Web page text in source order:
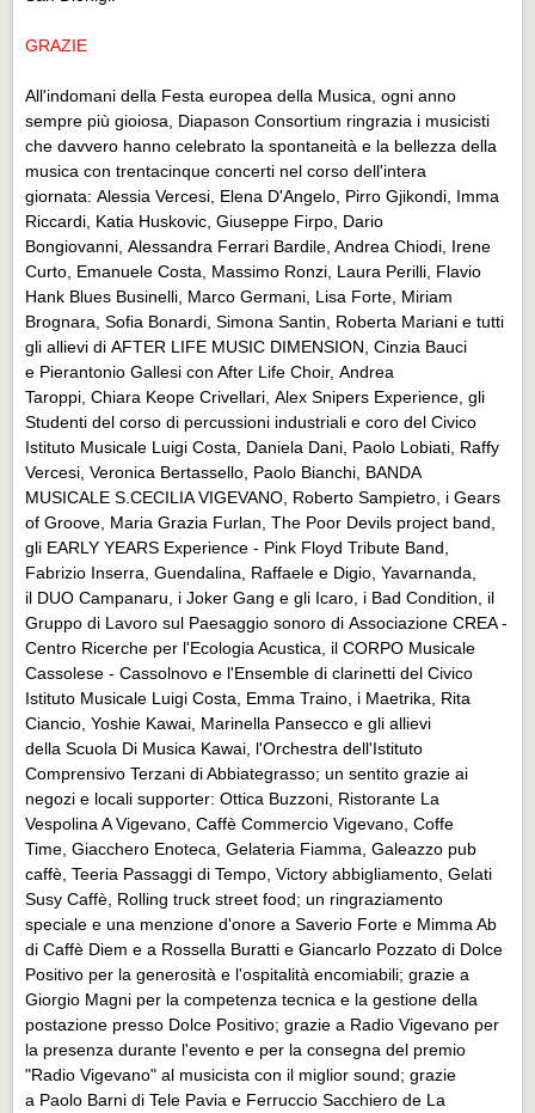
GRAZIE
All'indomani della Festa europea della Musica, ogni anno
sempre più gioiosa, Diapason Consortium ringrazia i musicisti
che davvero hanno celebrato la spontaneità e la bellezza della
musica con trentacinque concerti nel corso dell'intera
giornata: Alessia Vercesi, Elena D'Angelo, Pirro Gjikondi, Imma
Riccardi, Katia Huskovic, Giuseppe Firpo, Dario
Bongiovanni, Alessandra Ferrari Bardile, Andrea Chiodi, Irene
Curto, Emanuele Costa, Massimo Ronzi, Laura Perilli, Flavio
Hank Blues Businelli, Marco Germani, Lisa Forte, Miriam
Brognara, Sofia Bonardi, Simona Santin, Roberta Mariani e tutti
gli allievi di AFTER LIFE MUSIC DIMENSION, Cinzia Bauci
e Pierantonio Gallesi con After Life Choir, Andrea
Taroppi, Chiara Keope Crivellari, Alex Snipers Experience, gli
Studenti del corso di percussioni industriali e coro del Civico
Istituto Musicale Luigi Costa, Daniela Dani, Paolo Lobiati, Raffy
Vercesi, Veronica Bertassello, Paolo Bianchi, BANDA
MUSICALE S.CECILIA VIGEVANO, Roberto Sampietro, i Gears
of Groove, Maria Grazia Furlan, The Poor Devils project band,
gli EARLY YEARS Experience - Pink Floyd Tribute Band,
Fabrizio Inserra, Guendalina, Raffaele e Digio, Yavarnanda,
il DUO Campanaru, i Joker Gang e gli Icaro, i Bad Condition, il
Gruppo di Lavoro sul Paesaggio sonoro di Associazione CREA -
Centro Ricerche per l'Ecologia Acustica, il CORPO Musicale
Cassolese - Cassolnovo e l'Ensemble di clarinetti del Civico
Istituto Musicale Luigi Costa, Emma Traino, i Maetrika, Rita
Ciancio, Yoshie Kawai, Marinella Pansecco e gli allievi
della Scuola Di Musica Kawai, l'Orchestra dell'Istituto
Comprensivo Terzani di Abbiategrasso; un sentito grazie ai
negozi e locali supporter: Ottica Buzzoni, Ristorante La
Vespolina A Vigevano, Caffè Commercio Vigevano, Coffe
Time, Giacchero Enoteca, Gelateria Fiamma, Galeazzo pub
caffè, Teeria Passaggi di Tempo, Victory abbigliamento, Gelati
Susy Caffè, Rolling truck street food; un ringraziamento
speciale e una menzione d'onore a Saverio Forte e Mimma Ab
di Caffè Diem e a Rossella Buratti e Giancarlo Pozzato di Dolce
Positivo per la generosità e l'ospitalità encomiabili; grazie a
Giorgio Magni per la competenza tecnica e la gestione della
postazione presso Dolce Positivo; grazie a Radio Vigevano per
la presenza durante l'evento e per la consegna del premio
"Radio Vigevano" al musicista con il miglior sound; grazie
a Paolo Barni di Tele Pavia e Ferruccio Sacchiero de La